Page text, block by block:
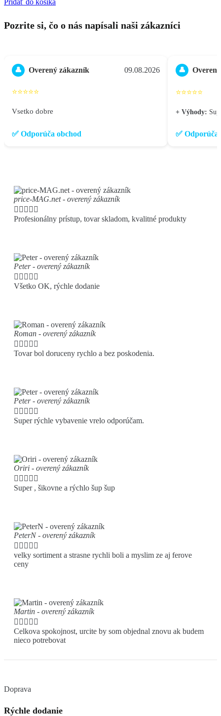
Pridať do košíka
Pozrite si, čo o nás napísali naši zákazníci
👤 Overený zákazník 09.08.2026
⭐⭐⭐⭐⭐
Vsetko dobre
✅ Odporúča obchod
👤
⭐⭐⭐⭐⭐
+ Výhody:
✅ Odporúča
price-MAG.net - overený zákazník
    
Profesionálny prístup, tovar skladom, kvalitné produkty
Peter - overený zákazník
    
Všetko OK, rýchle dodanie
Roman - overený zákazník
    
Tovar bol doruceny rychlo a bez poskodenia.
Peter - overený zákazník
    
Super rýchle vybavenie vrelo odporúčam.
Oriri - overený zákazník
    
Super , šikovne a rýchlo šup šup
PeterN - overený zákazník
    
velky sortiment a strasne rychli boli a myslim ze aj ferove
ceny
Martin - overený zákazník
    
Celkova spokojnost, urcite by som objednal znovu ak budem
nieco potrebovat
Doprava
Rýchle dodanie